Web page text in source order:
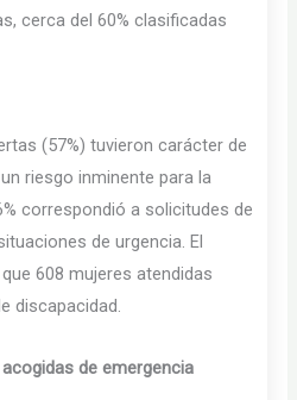
cerca del 60% clasificadas
(57%) tuvieron carácter de
riesgo inminente para la
correspondió a solicitudes de
de urgencia. El
608 mujeres atendidas
discapacidad.
de emergencia